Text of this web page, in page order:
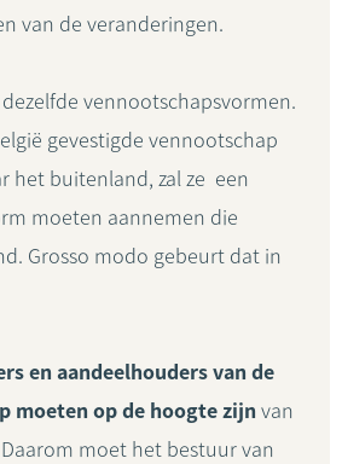
van de veranderingen.
vennootschapsvormen.
gevestigde vennootschap
het buitenland, zal ze een
moeten aannemen die
Grosso modo gebeurt dat in
en aandeelhouders van de
moeten op de hoogte zijn van
moet het bestuur van